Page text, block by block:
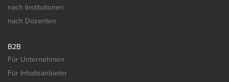
nach Institutionen
nach Dozenten
B2B
Für Unternehmen
Für Inhaltsanbieter